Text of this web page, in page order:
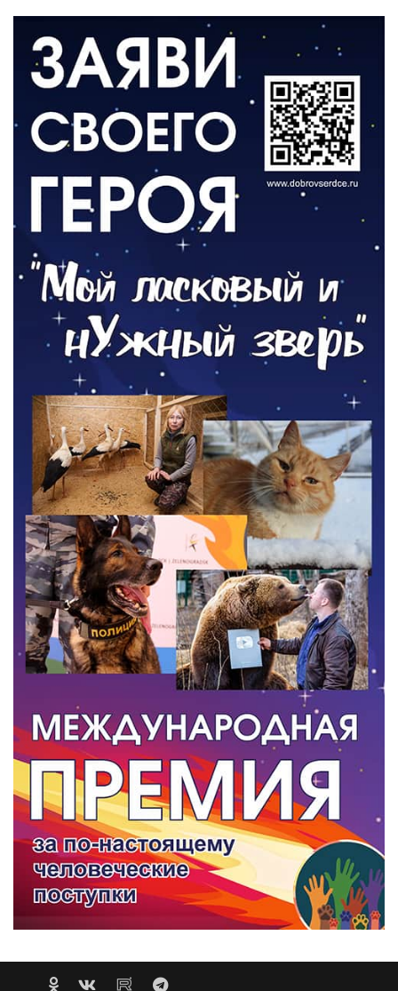
ВЛАСТЬ
День памяти и «Симфония народов»
06.08.2026
Новый настил на экотропе
05.08.2026